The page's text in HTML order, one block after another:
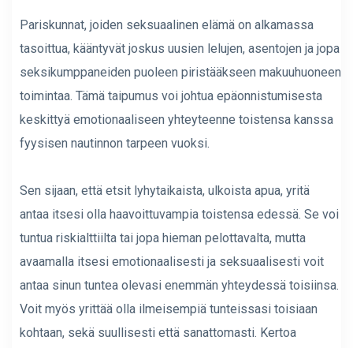
Pariskunnat, joiden seksuaalinen elämä on alkamassa
tasoittua, kääntyvät joskus uusien lelujen, asentojen ja jopa
seksikumppaneiden puoleen piristääkseen makuuhuoneen
toimintaa. Tämä taipumus voi johtua epäonnistumisesta
keskittyä emotionaaliseen yhteyteenne toistensa kanssa
fyysisen nautinnon tarpeen vuoksi.
Sen sijaan, että etsit lyhytaikaista, ulkoista apua, yritä
antaa itsesi olla haavoittuvampia toistensa edessä. Se voi
tuntua riskialttiilta tai jopa hieman pelottavalta, mutta
avaamalla itsesi emotionaalisesti ja seksuaalisesti voit
antaa sinun tuntea olevasi enemmän yhteydessä toisiinsa.
Voit myös yrittää olla ilmeisempiä tunteissasi toisiaan
kohtaan, sekä suullisesti että sanattomasti. Kertoa